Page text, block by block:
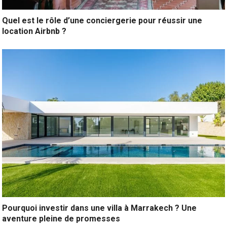
Quel est le rôle d’une conciergerie pour réussir une
location Airbnb ?
Pourquoi investir dans une villa à Marrakech ? Une
aventure pleine de promesses